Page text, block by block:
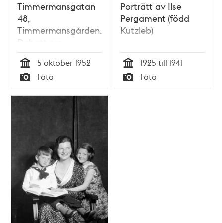
Timmermansgatan
48,
Timmermansgården.
Debatt om
jazzmusik.
Grupporträtt av
debattörerna Sven
Wilson, Karl-Erik
Lindgren, Moses
Julius Jacobsen
Tid
5 oktober 1952
Typ
Foto
Porträtt av Ilse
Pergament (född
Kutzleb)
Tid
1925 till 1941
Typ
Foto